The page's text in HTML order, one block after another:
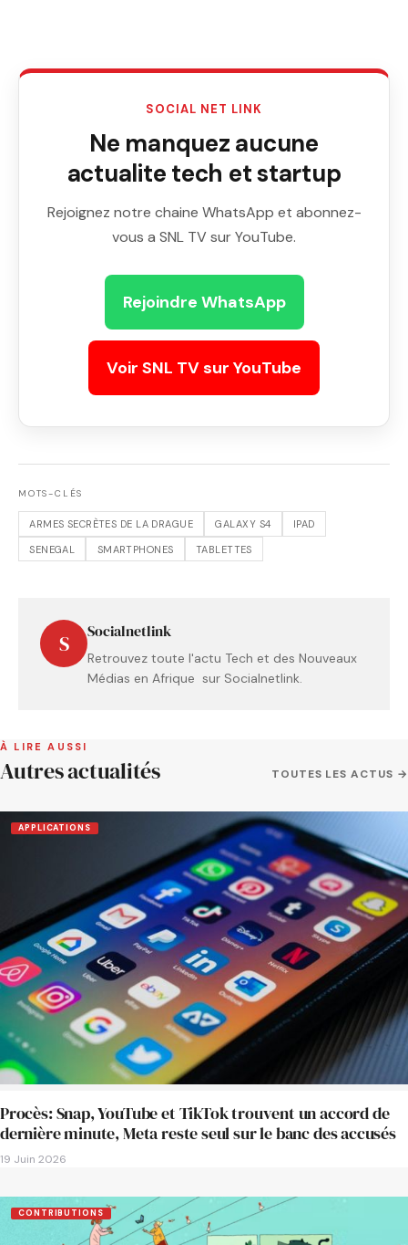
SOCIAL NET LINK
Ne manquez aucune
actualite tech et startup
Rejoignez notre chaine WhatsApp et abonnez-
vous a SNL TV sur YouTube.
Rejoindre WhatsApp
Voir SNL TV sur YouTube
MOTS-CLÉS
ARMES SECRÈTES DE LA DRAGUE GALAXY S4
IPAD
SENEGAL
SMARTPHONES TABLETTES
S Socialnetlink
Retrouvez toute l'actu Tech et des Nouveaux
Médias en Afrique sur Socialnetlink.
À LIRE AUSSI
Autres actualités TOUTES LES ACTUS →
APPLICATIONS
Procès: Snap, YouTube et TikTok trouvent un accord de
dernière minute, Meta reste seul sur le banc des accusés
19 Juin 2026
CONTRIBUTIONS